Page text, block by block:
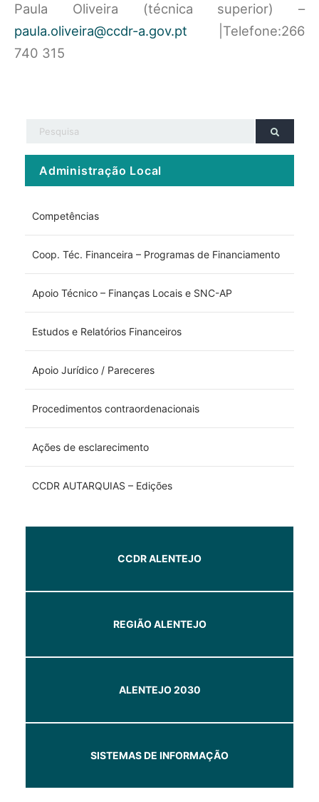
Paula Oliveira (técnica superior) –
paula.oliveira@ccdr-a.gov.pt |Telefone:266
740 315
Administração Local
Competências
Coop. Téc. Financeira – Programas de Financiamento
Apoio Técnico – Finanças Locais e SNC-AP
Estudos e Relatórios Financeiros
Apoio Jurídico / Pareceres
Procedimentos contraordenacionais
Ações de esclarecimento
CCDR AUTARQUIAS – Edições
CCDR ALENTEJO
REGIÃO ALENTEJO
ALENTEJO 2030
SISTEMAS DE INFORMAÇÃO